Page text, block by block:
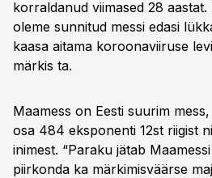
korraldanud viimased 28
oleme sunnitud messi edasi
kaasa aitama koroonaviiruse
märkis ta.
Maamess on Eesti suurim
osa 484 eksponenti 12st riigist
inimest. “Paraku jätab
piirkonda ka märkimisväärse